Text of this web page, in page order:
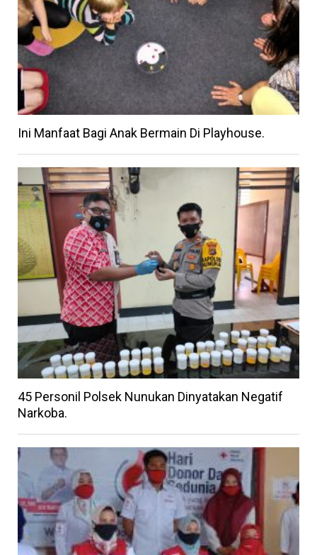
Ini Manfaat Bagi Anak Bermain Di Playhouse.
45 Personil Polsek Nunukan Dinyatakan Negatif
Narkoba.